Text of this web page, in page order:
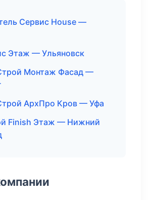
Сервис House —
Этаж — Ульяновск
Монтаж Фасад —
АрхПро Кров — Уфа
Finish Этаж — Нижний